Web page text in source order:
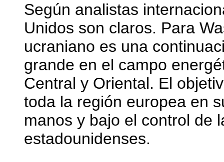
Según analistas
Unidos son claros. Para
ucraniano es una
grande en el campo
Central y Oriental. El
toda la región europea en
manos y bajo el control de
estadounidenses.